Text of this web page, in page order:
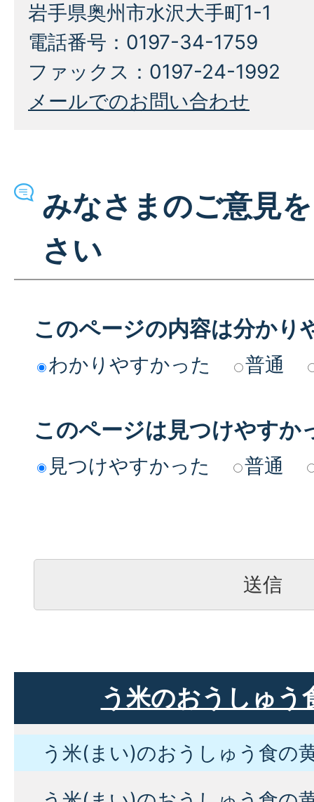
岩手県奥州市水沢大手町1-1
電話番号：0197-34-1759
ファックス：0197-24-1992
メールでのお問い合わせ
みなさまのご意見
さい
このページの内容は分かり
わかりやすかった 普通
このページは見つけやすか
見つけやすかった 普通
う米のおうしゅう
う米(まい)のおうしゅう食の